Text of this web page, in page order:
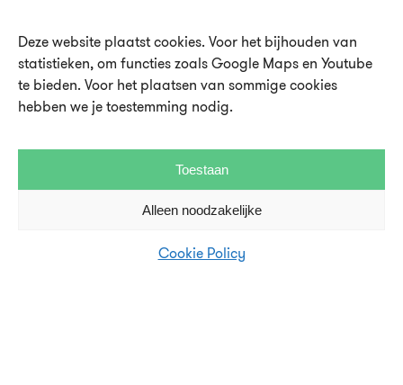
Deze website plaatst cookies. Voor het bijhouden van
statistieken, om functies zoals Google Maps en Youtube
te bieden. Voor het plaatsen van sommige cookies
hebben we je toestemming nodig.
Toestaan
Alleen noodzakelijke
Cookie Policy
Over UMU
Vacatures en stages
Steun UMU